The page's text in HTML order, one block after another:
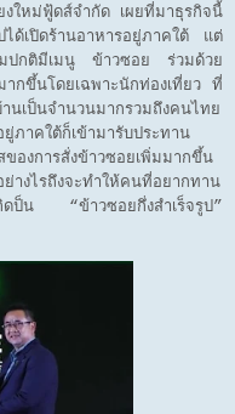
ใหม่ฟู้ดส์จำกัด เผยที่มาธุรกิจนี้
ด้เปิดร้านอาหารอยู่ภาคใต้ แต่
มปกติมีเมนู ข้าวซอย ร่วมด้วย
กขึ้นโดยเฉพาะนักท่องเที่ยว ที่
นเป็นจำนวนมากรวมถึงคนไทย
ภาคใต้ก็เข้ามารับประทาน
องการสั่งข้าวซอยเพิ่มมากขึ้น
างไรถึงจะทำให้คนที่อยากทาน
กิดป็น “ข้าวซอยกึ่งสำเร็จรูป”